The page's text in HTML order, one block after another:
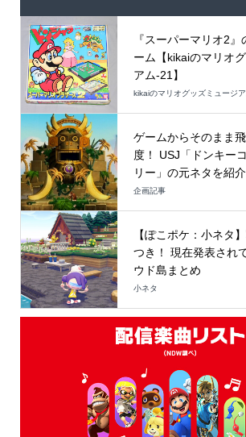
『スーパーマリオ2
ーム【kikaiのマリオ
アム-21】
kikaiのマリオグッズミュージ
ゲームからそのまま
度！ USJ「ドンキー
リー」の元ネタを紹介
企画記事
【ぽこポケ：小ネタ
つき！ 現在発表され
ウド島まとめ
小ネタ